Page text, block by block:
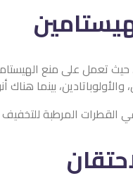
تعمل على منع
والأولوباتادين، بينما
القطرات المرطبة